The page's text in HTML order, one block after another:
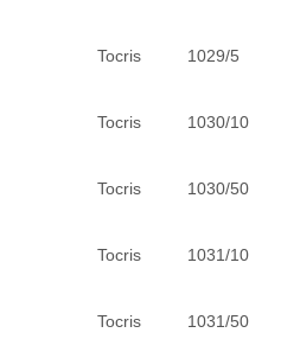
Tocris 1029/5
Tocris 1030/10
Tocris 1030/50
Tocris 1031/10
Tocris 1031/50